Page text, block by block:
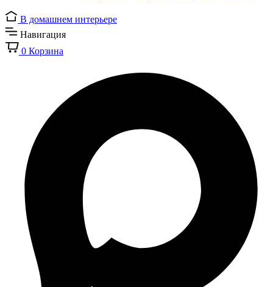
В домашнем интерьере
Навигация
0 Корзина